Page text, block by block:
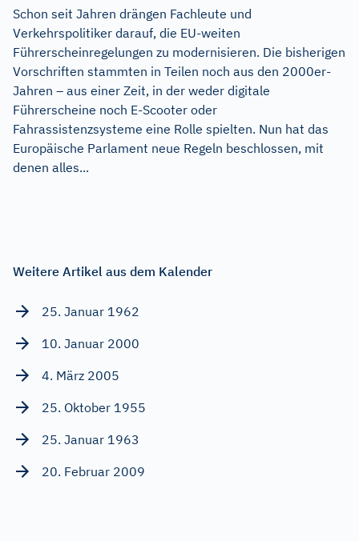
Schon seit Jahren drängen Fachleute und
Verkehrspolitiker darauf, die EU-weiten
Führerscheinregelungen zu modernisieren. Die bisherigen
Vorschriften stammten in Teilen noch aus den 2000er-
Jahren – aus einer Zeit, in der weder digitale
Führerscheine noch E-Scooter oder
Fahrassistenzsysteme eine Rolle spielten. Nun hat das
Europäische Parlament neue Regeln beschlossen, mit
denen alles...
Weitere Artikel aus dem Kalender
25. Januar 1962
10. Januar 2000
4. März 2005
25. Oktober 1955
25. Januar 1963
20. Februar 2009